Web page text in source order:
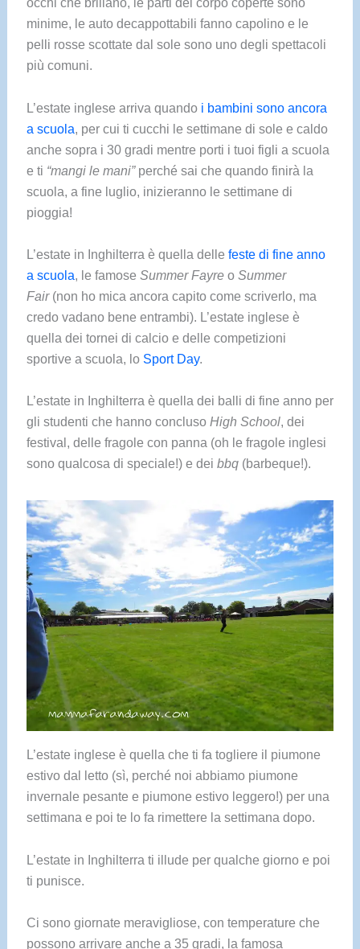
minime, le auto decappottabili fanno capolino e le
pelli rosse scottate dal sole sono uno degli spettacoli
più comuni.
L’estate inglese arriva quando i bambini sono ancora
a scuola, per cui ti cucchi le settimane di sole e caldo
anche sopra i 30 gradi mentre porti i tuoi figli a scuola
e ti “mangi le mani”perché sai che quando finirà la
scuola, a fine luglio, inizieranno le settimane di
pioggia!
L’estate in Inghilterra è quella delle feste di fine anno
a scuola, le famose Summer Fayreo Summer
Fair(non ho mica ancora capito come scriverlo, ma
credo vadano bene entrambi). L’estate inglese è
quella dei tornei di calcio e delle competizioni
sportive a scuola, lo Sport Day.
L’estate in Inghilterra è quella dei balli di fine anno per
gli studenti che hanno concluso High School, dei
festival, delle fragole con panna (oh le fragole inglesi
sono qualcosa di speciale!) e dei bbq(barbeque!).
L’estate inglese è quella che ti fa togliere il piumone
estivo dal letto (sì, perché noi abbiamo piumone
invernale pesante e piumone estivo leggero!) per una
settimana e poi te lo fa rimettere la settimana dopo.
L’estate in Inghilterra ti illude per qualche giorno e poi
ti punisce.
Ci sono giornate meravigliose, con temperature che
possono arrivare anche a 35 gradi, la famosa